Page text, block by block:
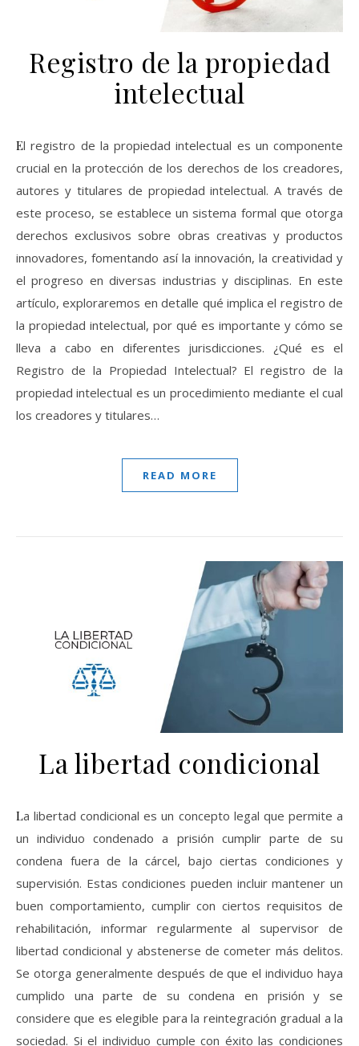
Registro de la propiedad
intelectual
El registro de la propiedad intelectual es un componente
crucial en la protección de los derechos de los creadores,
autores y titulares de propiedad intelectual. A través de
este proceso, se establece un sistema formal que otorga
derechos exclusivos sobre obras creativas y productos
innovadores, fomentando así la innovación, la creatividad y
el progreso en diversas industrias y disciplinas. En este
artículo, exploraremos en detalle qué implica el registro de
la propiedad intelectual, por qué es importante y cómo se
lleva a cabo en diferentes jurisdicciones. ¿Qué es el
Registro de la Propiedad Intelectual? El registro de la
propiedad intelectual es un procedimiento mediante el cual
los creadores y titulares…
READ MORE
La libertad condicional
La libertad condicional es un concepto legal que permite a
un individuo condenado a prisión cumplir parte de su
condena fuera de la cárcel, bajo ciertas condiciones y
supervisión. Estas condiciones pueden incluir mantener un
buen comportamiento, cumplir con ciertos requisitos de
rehabilitación, informar regularmente al supervisor de
libertad condicional y abstenerse de cometer más delitos.
Se otorga generalmente después de que el individuo haya
cumplido una parte de su condena en prisión y se
considere que es elegible para la reintegración gradual a la
sociedad. Si el individuo cumple con éxito las condiciones